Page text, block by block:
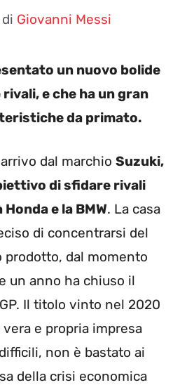
di Giovanni Messi
un nuovo bolide
e che ha un gran
da primato.
dal marchio Suzuki,
di sfidare rivali
e la BMW. La casa
di concentrarsi del
dal momento
un anno ha chiuso il
Il titolo vinto nel 2020
vera e propria impresa
non è bastato ai
della crisi economica